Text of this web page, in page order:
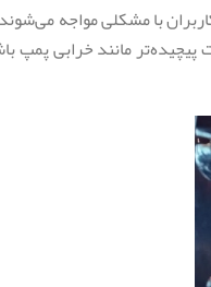
با مشکلی مواجه
مانند خرابی پمپ